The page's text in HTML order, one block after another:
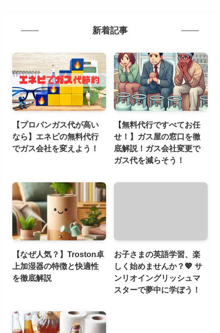
新着記事
【プロパンガス代が高い
なら】エネピの無料代行
でガス会社を変えよう！
【無料代行ですべてお任
せ！】ガス屋の窓口を徹
底解説！ガス会社変更で
ガス代を減らそう！
【なぜ人気？】Troston卓
上加湿器の特徴と快適性
を徹底解説
お子さまの英語学習、楽
しく始めませんか？💖 サ
ンリオイングリッシュマ
スターで夢中に学ぼう！